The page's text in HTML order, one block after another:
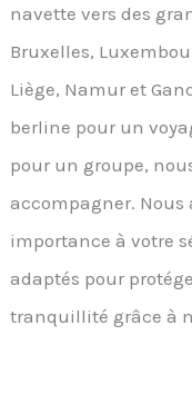
navette vers des
Bruxelles,
Liège, Namur et
berline pour un
pour un groupe,
accompagner.
importance à votre
adaptés pour
tranquillité grâce à